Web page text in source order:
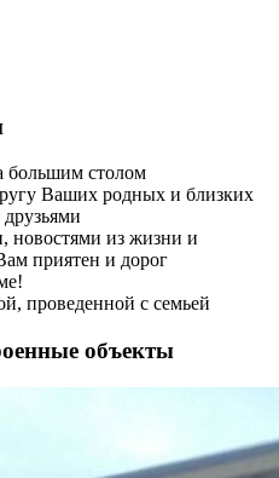
большим столом
Ваших родных и близких
новостями из жизни и
приятен и дорог
проведенной с семьей
объекты